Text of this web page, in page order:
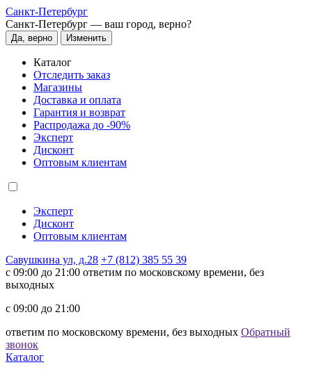
Санкт-Петербург
Санкт-Петербург — ваш город, верно?
Да, верно Изменить
Каталог
Отследить заказ
Магазины
Доставка и оплата
Гарантия и возврат
Распродажа до -90%
Эксперт
Дисконт
Оптовым клиентам
Эксперт
Дисконт
Оптовым клиентам
Савушкина ул, д.28 +7 (812) 385 55 39
c 09:00 до 21:00 ответим по московскому времени, без
выходных
c 09:00 до 21:00
ответим по московскому времени, без выходных Обратный
звонок
Каталог